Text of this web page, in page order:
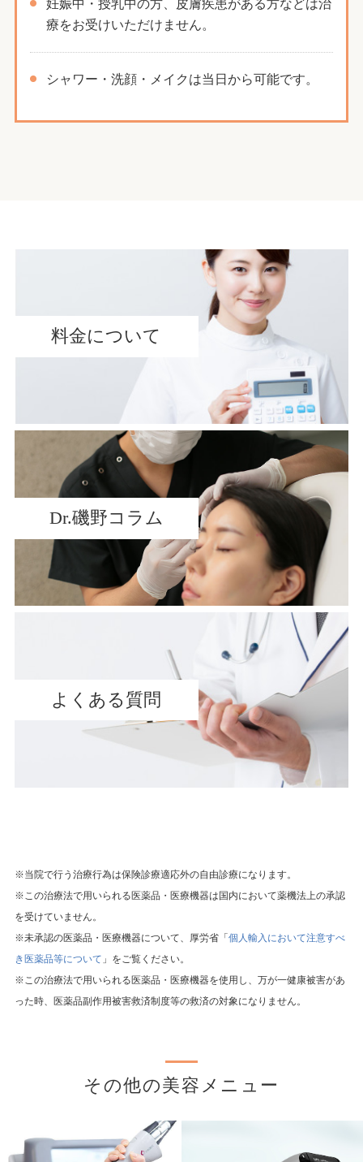
妊娠中・授乳中の方、皮膚疾患がある方などは治
療をお受けいただけません。
シャワー・洗顔・メイクは当日から可能です。
料金について
Dr.磯野コラム
よくある質問
※当院で行う治療行為は保険診療適応外の自由診療になります。
※この治療法で用いられる医薬品・医療機器は国内において薬機法上の承認
を受けていません。
※未承認の医薬品・医療機器について、厚労省「 個人輸入において注意すべ
き医薬品等について 」をご覧ください。
※この治療法で用いられる医薬品・医療機器を使用し、万が一健康被害があ
った時、医薬品副作用被害救済制度等の救済の対象になりません。
その他の美容メニュー